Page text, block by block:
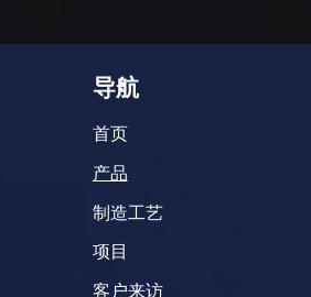
导航
首页
产品
制造工艺
项目
客户来访